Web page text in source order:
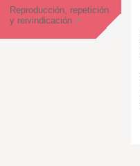
Reproducción, repetición
y reivindicación